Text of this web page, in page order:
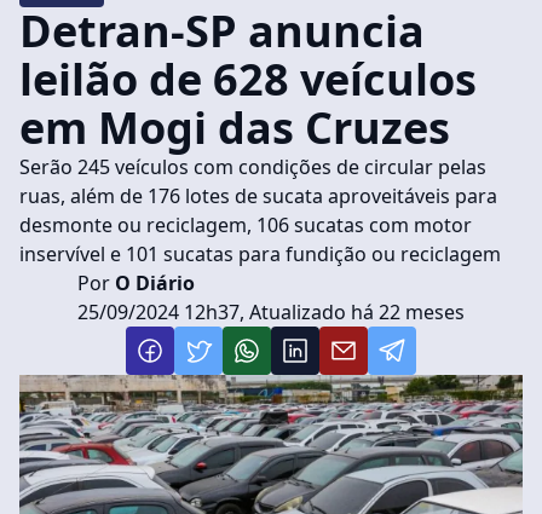
Detran-SP anuncia
leilão de 628 veículos
em Mogi das Cruzes
Serão 245 veículos com condições de circular pelas
ruas, além de 176 lotes de sucata aproveitáveis para
desmonte ou reciclagem, 106 sucatas com motor
inservível e 101 sucatas para fundição ou reciclagem
Por O Diário
25/09/2024 12h37, Atualizado há 22 meses